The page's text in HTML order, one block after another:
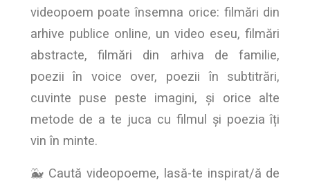
videopoem poate însemna orice: filmări din
arhive publice online, un video eseu, filmări
abstracte, filmări din arhiva de familie,
poezii în voice over, poezii în subtitrări,
cuvinte puse peste imagini, și orice alte
metode de a te juca cu filmul și poezia îți
vin în minte.
🐳 Caută videopoeme, lasă-te inspirat/ă de